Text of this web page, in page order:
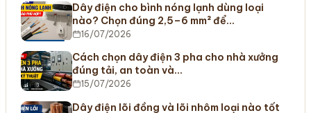
Dây điện cho bình nóng lạnh dùng loại
nào? Chọn đúng 2,5–6 mm² để…
16/07/2026
Cách chọn dây điện 3 pha cho nhà xưởng
đúng tải, an toàn và…
15/07/2026
Dây điện lõi đồng và lõi nhôm loại nào tốt